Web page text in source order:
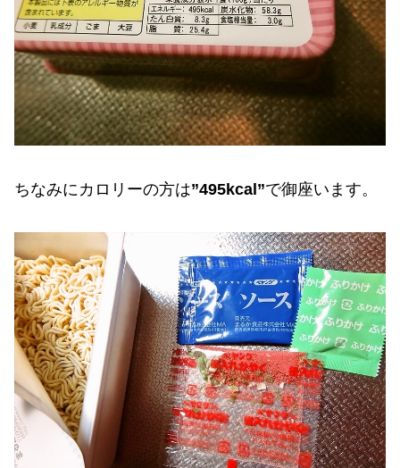
ちなみにカロリーの方は”495kcal”で御座います。